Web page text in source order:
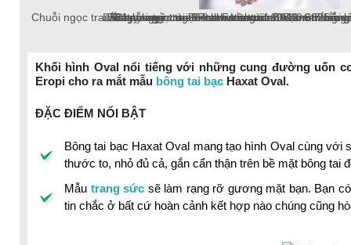
Lắc tay ngọc trai Freshwater tròn 10-11mm trắng
Lắc tay ngọc trai Freshwater tròn 6-7mm trắng
Dây chuyền ngọc trai Freshwater tròn 6-7mm
chuỗi ngọc trai Freshwater 18k, ngọc trai tròn
Bông tai ngọc trai thật 8-9mm
Lắc tay ngọc trai tròn 10-12mm
Chuỗi ngọc trai Freshwater tròn 5-
Khối hình Oval nổi tiếng với những cung đường uốn
Eropi cho ra mắt mẫu bông tai bạc Haxat Oval.
ĐẶC ĐIỂM NỔI BẬT
Bông tai bạc Haxat Oval mang tạo hình Oval cùng
thước to, nhỏ đủ cả, gắn cẩn thận trên bề mặt bông tai
Mẫu trang sức sẽ làm rạng rỡ gương mặt bạn. Bạn
tin chắc ở bất cứ hoàn cảnh kết hợp nào chúng cũng